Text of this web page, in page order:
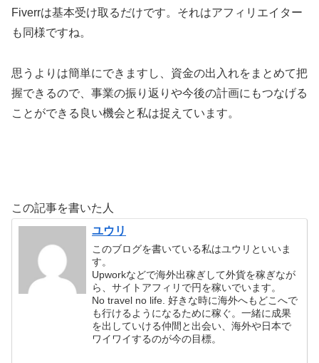
Fiverrは基本受け取るだけです。それはアフィリエイター
も同様ですね。
思うよりは簡単にできますし、資金の出入れをまとめて把
握できるので、事業の振り返りや今後の計画にもつなげる
ことができる良い機会と私は捉えています。
この記事を書いた人
ユウリ
このブログを書いている私はユウリといいま
す。
Upworkなどで海外出稼ぎして外貨を稼ぎなが
ら、サイトアフィリで円を稼いでいます。
No travel no life. 好きな時に海外へもどこへで
も行けるようになるために稼ぐ。一緒に成果
を出していける仲間と出会い、海外や日本で
ワイワイするのが今の目標。